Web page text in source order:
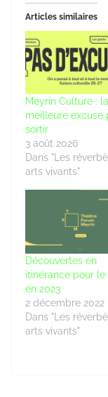
Articles similaires
Meyrin Culture : la
meilleure excuse
sortir
3 août 2026
Dans "Les
arts vivants"
Découvertes en
itinérance pour le
en 2023
2 décembre 2022
Dans "Les
arts vivants"